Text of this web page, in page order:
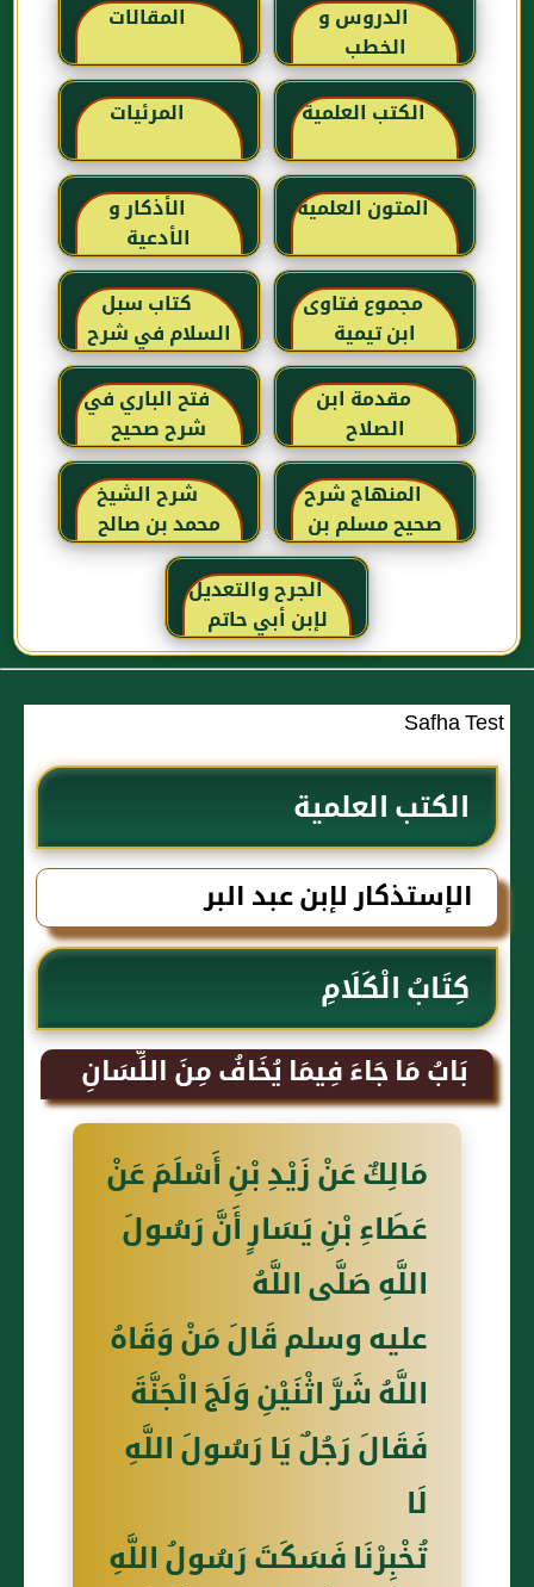
الدروس و
الخطب
المقالات
الكتب العلمية المرئيات
المتون العلمية
الأذكار و
الأدعية
مجموع فتاوى
ابن تيمية
كتاب سبل
السلام في شرح
بلوغ المرام للإمام
الصنعاني رحمه
الله
مقدمة ابن
الصلاح
فتح الباري في
شرح صحيح
البخاري للحافظ
ابن حجر
العسقلاني
المنهاج شرح
صحيح مسلم بن
الحجاج
شرح الشيخ
محمد بن صالح
العثيمين لكتاب
رياض الصالحين
للإمام النووي
رحمهم الله تعالى
الجرح والتعديل
لإبن أبي حاتم
Safha Test
الكتب العلمية
الإستذكار لإبن عبد البر
كِتَابُ الْكَلَامِ
بَابُ مَا جَاءَ فِيمَا يُخَافُ مِنَ اللِّسَانِ
مَالِكٌ عَنْ زَيْدِ بْنِ أَسْلَمَ عَنْ
عَطَاءِ بْنِ يَسَارٍ أَنَّ رَسُولَ
اللَّهِ صَلَّى اللَّهُ
عليه وسلم قَالَ مَنْ وَقَاهُ
اللَّهُ شَرَّ اثْنَيْنِ وَلَجَ الْجَنَّةَ
فَقَالَ رَجُلٌ يَا رَسُولَ اللَّهِ
لَا
تُخْبِرْنَا فَسَكَتَ رَسُولُ اللَّهِ